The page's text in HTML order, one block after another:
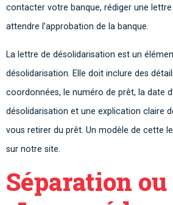
contacter votre banque, rédiger une
attendre l’approbation de la banque.
La lettre de désolidarisation est un
désolidarisation. Elle doit inclure des
coordonnées, le numéro de prêt, la date
désolidarisation et une explication claire
vous retirer du prêt. Un modèle de cette
sur notre site.
Séparation